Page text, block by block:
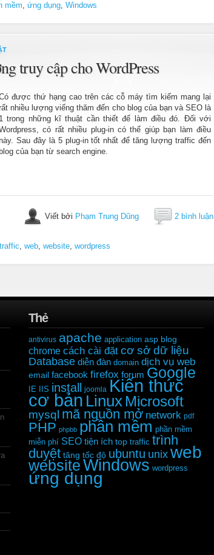
mềm, ứng dụng, Windows
truy cập cho WordPress
được thứ hạng cao trên các cỗ máy tìm kiếm mang lại
nhiều lượng viếng thăm đến cho blog của bạn và SEO là
1 trong những kĩ thuật cần thiết để làm điều đó. Đối với
có rất nhiều plug-in có thể giúp bạn làm điều
Sau đây là 5 plug-in tốt nhất để tăng lượng traffic đến
blog của bạn từ search engine.
Viết bởi Phạm Trung Dũng 2 bình luận
traffic, web, website, wordpress
Thẻ
antivirus apache application asp blog
chrome cách cài đặt cơ sở dữ liệu
Database diễn đàn domain dịch vụ web
email facebook firefox forum Google
IE IIS install joomla Kiến thức
cơ bản Linux Microsoft
mysql mã nguồn mở network pdf
PHP phpbb phần mềm phần mềm
miễn phí SEO tiện ích top traffic trình
duyệt tăng tốc độ ubuntu unixweb
websiteWindows wordpress
ứng dụng